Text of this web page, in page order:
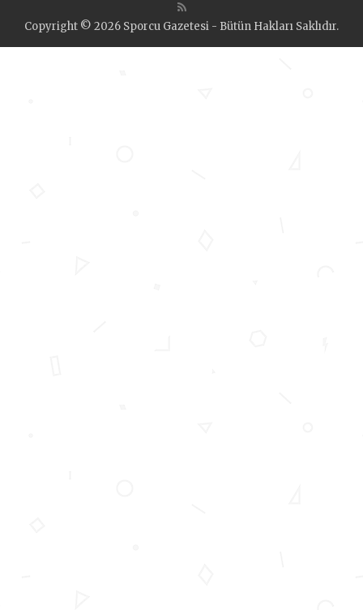
Copyright © 2026 Sporcu Gazetesi - Bütün Hakları Saklıdır.